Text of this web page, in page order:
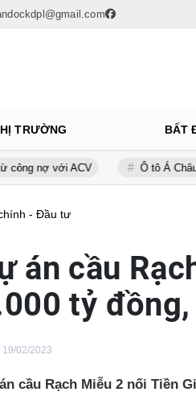
TRƯỜNG BẤT
ACV Ô tô Á Châu: Nhà phân
- Đầu tư
án cầu
tỷ đồng,
19/02/2023
cầu Rạch Miễu 2 nối Tiền